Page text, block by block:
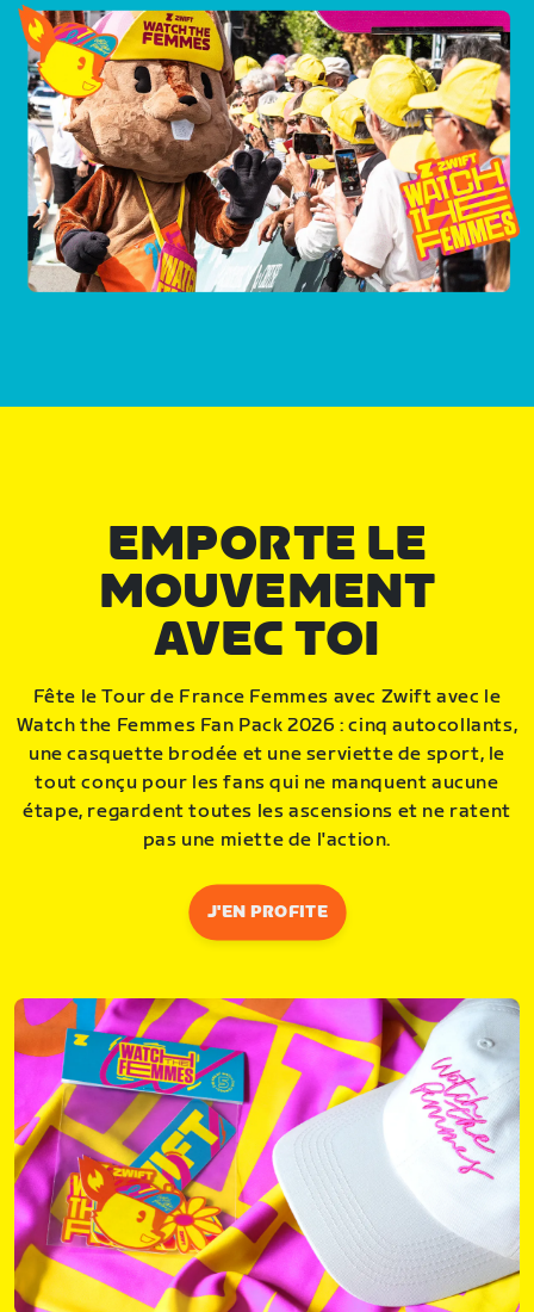
EMPORTE LE
MOUVEMENT
AVEC TOI
Fête le Tour de France Femmes avec Zwift avec le
Watch the Femmes Fan Pack 2026 : cinq autocollants,
une casquette brodée et une serviette de sport, le
tout conçu pour les fans qui ne manquent aucune
étape, regardent toutes les ascensions et ne ratent
pas une miette de l'action.
J'EN PROFITE